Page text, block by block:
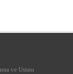
ve Ustası